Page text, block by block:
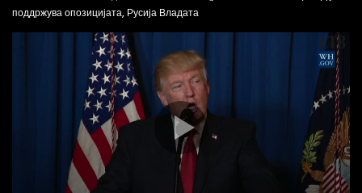
поддржува опозицијата, Русија Владата